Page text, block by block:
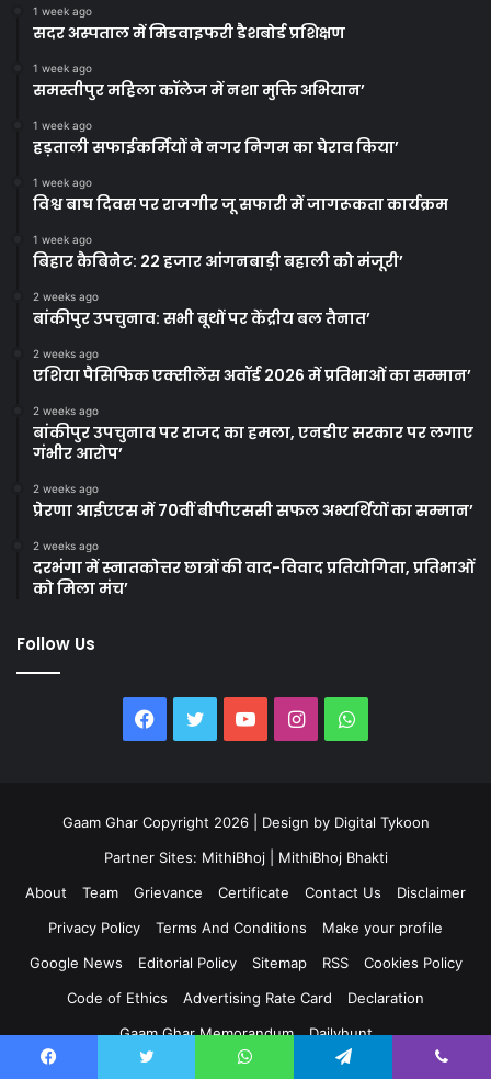
1 week ago
सदर अस्पताल में मिडवाइफरी डैशबोर्ड प्रशिक्षण
1 week ago
समस्तीपुर महिला कॉलेज में नशा मुक्ति अभियान’
1 week ago
हड़ताली सफाईकर्मियों ने नगर निगम का घेराव किया’
1 week ago
विश्व बाघ दिवस पर राजगीर जू सफारी में जागरूकता कार्यक्रम
1 week ago
बिहार कैबिनेट: 22 हजार आंगनबाड़ी बहाली को मंजूरी’
2 weeks ago
बांकीपुर उपचुनाव: सभी बूथों पर केंद्रीय बल तैनात’
2 weeks ago
एशिया पैसिफिक एक्सीलेंस अवॉर्ड 2026 में प्रतिभाओं का सम्मान’
2 weeks ago
बांकीपुर उपचुनाव पर राजद का हमला, एनडीए सरकार पर लगाए
गंभीर आरोप’
2 weeks ago
प्रेरणा आईएएस में 70वीं बीपीएससी सफल अभ्यर्थियों का सम्मान’
2 weeks ago
दरभंगा में स्नातकोत्तर छात्रों की वाद-विवाद प्रतियोगिता, प्रतिभाओं
को मिला मंच’
Follow Us
Facebook
TwitterYouTubeInstagramWhatsApp
Gaam Ghar Copyright 2026 | Design by Digital Tykoon
Partner Sites: MithiBhoj
MithiBhoj Bhakti
About
Team Grievance Certificate Contact Us
Disclaimer
Privacy Policy
Terms And Conditions
Make your profile
Google News
Editorial Policy Sitemap RSS
Cookies Policy
Code of Ethics
Advertising Rate Card
Declaration
Gaam Ghar Memorandum
Dailyhunt
Support Independent Journalism
Wikipedia Grokipedia